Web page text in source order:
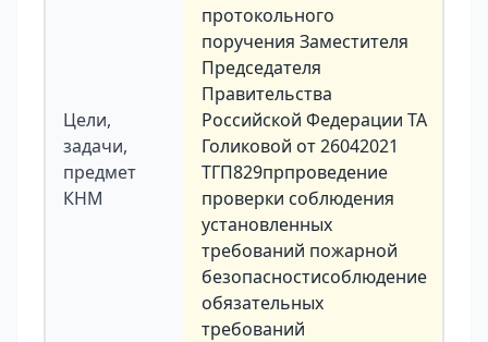
Цели,
задачи,
предмет
КНМ
протокольного
поручения Заместителя
Председателя
Правительства
Российской Федерации ТА
Голиковой от 26042021
ТГП829прпроведение
проверки соблюдения
установленных
требований пожарной
безопасностисоблюдение
обязательных
требований